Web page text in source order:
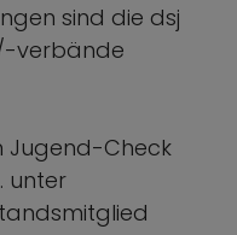
sind die dsj
verbände
Jugend-Check
unter